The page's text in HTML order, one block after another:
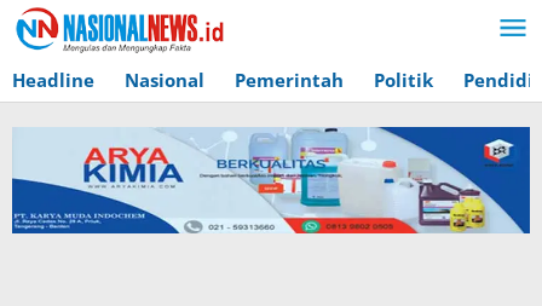
Lewati
ke
konten
Headline Nasional Pemerintah Politik